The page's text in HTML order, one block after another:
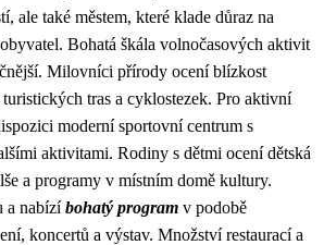
ale také městem, které klade důraz na
Bohatá škála volnočasových aktivit
Milovníci přírody ocení blízkost
tras a cyklostezek. Pro aktivní
moderní sportovní centrum s
aktivitami. Rodiny s dětmi ocení dětská
a programy v místním domě kultury.
a nabízíbohatý program v podobě
koncertů a výstav. Množství restaurací a